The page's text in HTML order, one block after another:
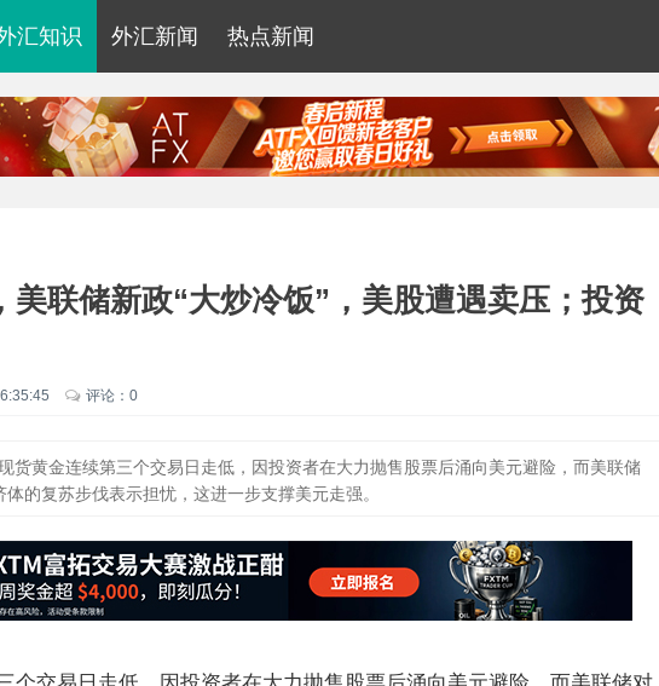
汇知识 外汇新闻 热点新闻
美联储新政“大炒冷饭”，美股遭遇卖压；投资
评论：0
货黄金连续第三个交易日走低，因投资者在大力抛售股票后涌向美元避险，而美联储
的复苏步伐表示担忧，这进一步支撑美元走强。